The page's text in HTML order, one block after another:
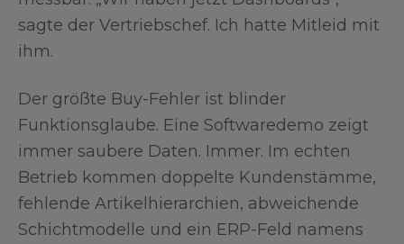
sagte der Vertriebschef. Ich hatte Mitleid mit
ihm.
Der größte Buy-Fehler ist blinder
Funktionsglaube. Eine Softwaredemo zeigt
immer saubere Daten. Immer. Im echten
Betrieb kommen doppelte Kundenstämme,
fehlende Artikelhierarchien, abweichende
Schichtmodelle und ein ERP-Feld namens